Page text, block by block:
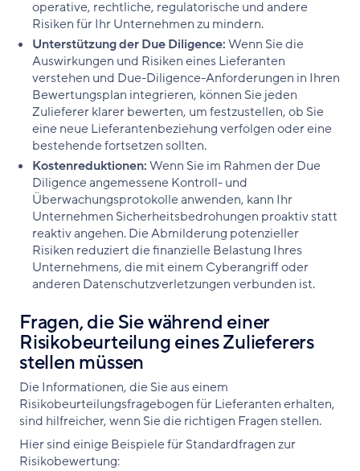
operative, rechtliche, regulatorische und andere
Risiken für Ihr Unternehmen zu mindern.
Unterstützung der Due Diligence:Wenn Sie die
Auswirkungen und Risiken eines Lieferanten
verstehen und Due-Diligence-Anforderungen in Ihren
Bewertungsplan integrieren, können Sie jeden
Zulieferer klarer bewerten, um festzustellen, ob Sie
eine neue Lieferantenbeziehung verfolgen oder eine
bestehende fortsetzen sollten.
Kostenreduktionen:Wenn Sie im Rahmen der Due
Diligence angemessene Kontroll- und
Überwachungsprotokolle anwenden, kann Ihr
Unternehmen Sicherheitsbedrohungen proaktiv statt
reaktiv angehen. Die Abmilderung potenzieller
Risiken reduziert die finanzielle Belastung Ihres
Unternehmens, die mit einem Cyberangriff oder
anderen Datenschutzverletzungen verbunden ist.
Fragen, die Sie während einer
Risikobeurteilung eines Zulieferers
stellen müssen
Die Informationen, die Sie aus einem
Risikobeurteilungsfragebogen für Lieferanten erhalten,
sind hilfreicher, wenn Sie die richtigen Fragen stellen.
Hier sind einige Beispiele für Standardfragen zur
Risikobewertung: